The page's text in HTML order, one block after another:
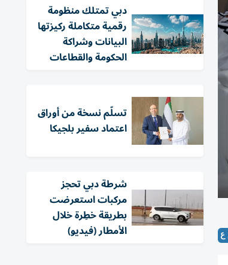
دبي تمتلك منظومة
رقمية متكاملة ركيزتها
البيانات وشراكة
الحكومة والقطاعات
تسلّم نسخة من أوراق
اعتماد سفير بلجيكا
شرطة دبي تحجز
مركبات استعرضت
بطريقة خطِرة خلال
الأمطار (فيديو)